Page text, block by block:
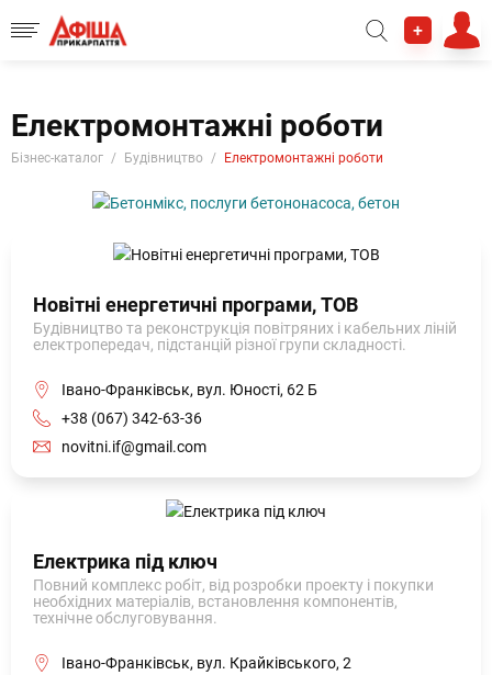
+
Електромонтажні роботи
Бізнес-каталог Будівництво Електромонтажні роботи
Новітні енергетичні програми, ТОВ
Будівництво та реконструкція повітряних і кабельних ліній
електропередач, підстанцій різної групи складності.
Івано-Франківськ, вул. Юності, 62 Б
+38 (067) 342-63-36
novitni.if@gmail.com
Електрика під ключ
Повний комплекс робіт, від розробки проекту і покупки
необхідних матеріалів, встановлення компонентів,
технічне обслуговування.
Івано-Франківськ, вул. Крайківського, 2